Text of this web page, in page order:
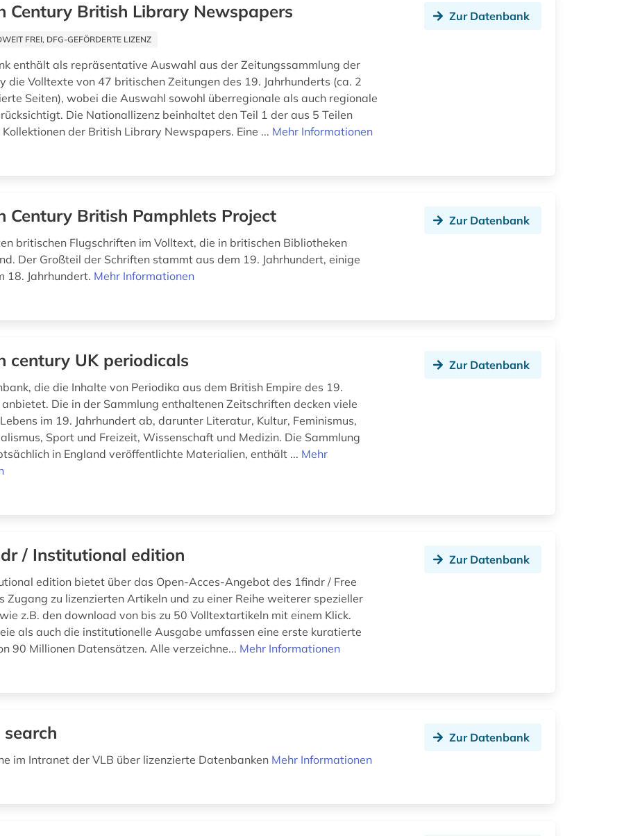
Century British Library Newspapers
FREI, DFG-GEFÖRDERTE LIZENZ
enthält als repräsentative Auswahl aus der Zeitungssammlung der
die Volltexte von 47 britischen Zeitungen des 19. Jahrhunderts (ca. 2
Seiten), wobei die Auswahl sowohl überregionale als auch regionale
Die Nationallizenz beinhaltet den Teil 1 der aus 5 Teilen
der British Library Newspapers. Eine ... Mehr Informationen
Zur Datenbank
Century British Pamphlets Project
britischen Flugschriften im Volltext, die in britischen Bibliotheken
Der Großteil der Schriften stammt aus dem 19. Jahrhundert, einige
18. Jahrhundert. Mehr Informationen
Zur Datenbank
century UK periodicals
die die Inhalte von Periodika aus dem British Empire des 19.
anbietet. Die in der Sammlung enthaltenen Zeitschriften decken viele
im 19. Jahrhundert ab, darunter Literatur, Kultur, Feminismus,
Sport und Freizeit, Wissenschaft und Medizin. Die Sammlung
in England veröffentlichte Materialien, enthält ... Mehr
Zur Datenbank
/ Institutional edition
edition bietet über das Open-Acces-Angebot des 1findr / Free
Zugang zu lizenzierten Artikeln und zu einer Reihe weiterer spezieller
z.B. den download von bis zu 50 Volltextartikeln mit einem Klick.
als auch die institutionelle Ausgabe umfassen eine erste kuratierte
90 Millionen Datensätzen. Alle verzeichne... Mehr Informationen
Zur Datenbank
search
im Intranet der VLB über lizenzierte Datenbanken Mehr Informationen
Zur Datenbank